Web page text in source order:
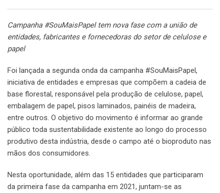
Campanha #SouMaisPapel tem nova fase com a união de
entidades, fabricantes e fornecedoras do setor de celulose e
papel
Foi lançada a segunda onda da campanha #SouMaisPapel,
iniciativa de entidades e empresas que compõem a cadeia de
base florestal, responsável pela produção de celulose, papel,
embalagem de papel, pisos laminados, painéis de madeira,
entre outros. O objetivo do movimento é informar ao grande
público toda sustentabilidade existente ao longo do processo
produtivo desta indústria, desde o campo até o bioproduto nas
mãos dos consumidores.
Nesta oportunidade, além das 15 entidades que participaram
da primeira fase da campanha em 2021, juntam-se as